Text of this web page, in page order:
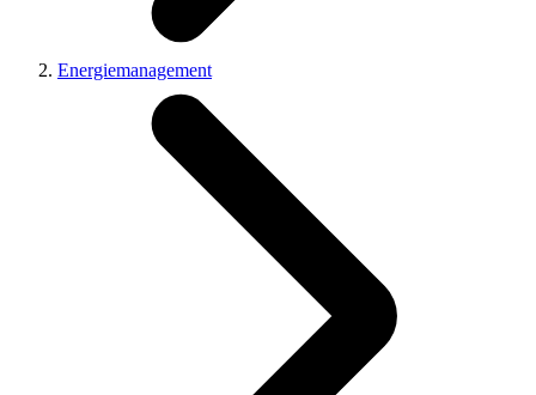
Energiemanagement